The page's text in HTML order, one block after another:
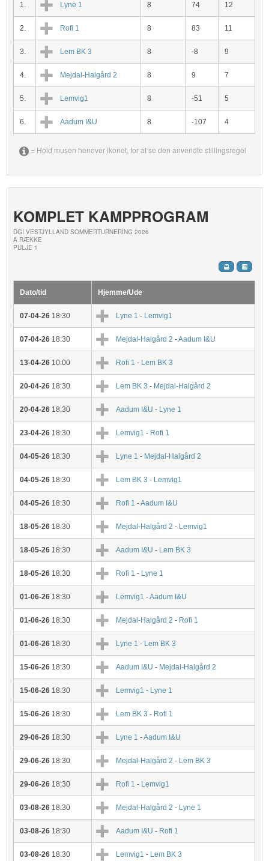
1. Lyne 1 8 74 12
2. Rofi 1 8 83 11
3. Lem BK 3 8 -8 9
4. Mejdal-Halgård 2 8 9 7
5. Lemvig1 8 -51 5
6. Aadum I&U 8 -107 4
= Hold musen henover ikonet, for at se den anvendte stillingsregel
KOMPLET KAMPPROGRAM
DGI VESTJYLLAND SOMMERTURNERING 2026
A RÆKKE
PULJE 1
Dato/tid Hjemme/Ude
07-04-26 18:30 Lyne 1- Lemvig1
07-04-26 18:30 Mejdal-Halgård 2-Aadum I&U
13-04-26 10:00 Rofi 1- Lem BK 3
20-04-26 18:30 Lem BK 3- Mejdal-Halgård 2
20-04-26 18:30 Aadum I&U- Lyne 1
23-04-26 18:30 Lemvig1- Rofi 1
04-05-26 18:30 Lyne 1- Mejdal-Halgård 2
04-05-26 18:30 Lem BK 3- Lemvig1
04-05-26 18:30 Rofi 1-Aadum I&U
18-05-26 18:30 Mejdal-Halgård 2- Lemvig1
18-05-26 18:30 Aadum I&U- Lem BK 3
18-05-26 18:30 Rofi 1- Lyne 1
01-06-26 18:30 Lemvig1-Aadum I&U
01-06-26 18:30 Mejdal-Halgård 2- Rofi 1
01-06-26 18:30 Lyne 1- Lem BK 3
15-06-26 18:30 Aadum I&U- Mejdal-Halgård 2
15-06-26 18:30 Lemvig1- Lyne 1
15-06-26 18:30 Lem BK 3- Rofi 1
29-06-26 18:30 Lyne 1-Aadum I&U
29-06-26 18:30 Mejdal-Halgård 2- Lem BK 3
29-06-26 18:30 Rofi 1- Lemvig1
03-08-26 18:30 Mejdal-Halgård 2- Lyne 1
03-08-26 18:30 Aadum I&U- Rofi 1
03-08-26 18:30 Lemvig1- Lem BK 3